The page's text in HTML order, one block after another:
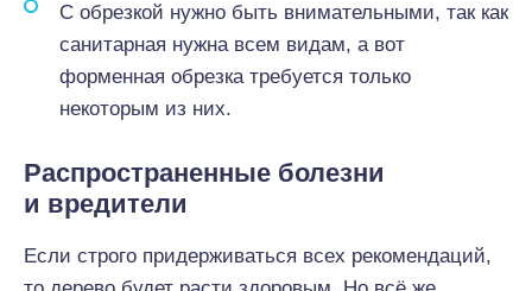
С обрезкой нужно быть внимательными, так как
санитарная нужна всем видам, а вот
форменная обрезка требуется только
некоторым из них.
Распространенные болезни
и вредители
Если строго придерживаться всех рекомендаций,